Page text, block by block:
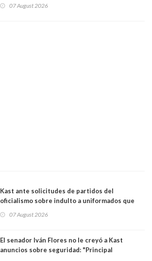
democracia” y "defendemos la alternancia en el
07 August 2026
Kast ante solicitudes de partidos del
oficialismo sobre indulto a uniformados que
07 August 2026
El senador Iván Flores no le creyó a Kast
anuncios sobre seguridad: "Principal